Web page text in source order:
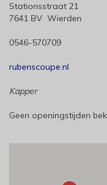
Stationsstraat 21
7641 BV Wierden
0546-570709
rubenscoupe.nl
Kapper
Geen openingstijden